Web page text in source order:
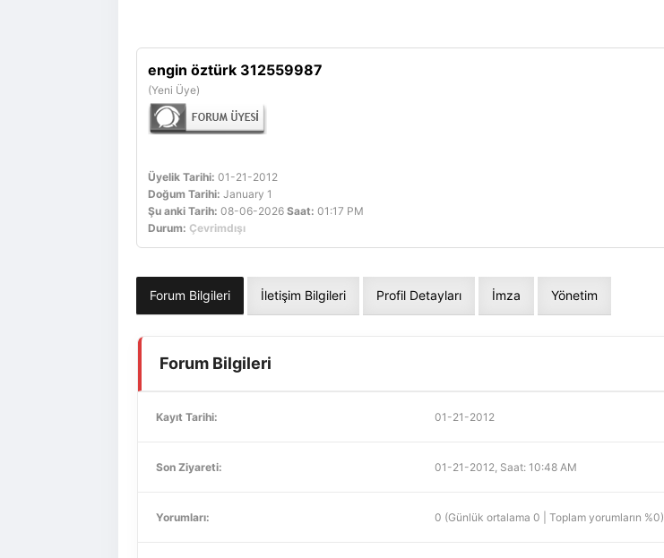
engin öztürk 312559987
(Yeni Üye)
Üyelik Tarihi: 01-21-2012
Doğum Tarihi: January 1
Şu anki Tarih: 08-06-2026 Saat: 01:17 PM
Durum: Çevrimdışı
Forum Bilgileri İletişim Bilgileri Profil Detayları İmza Yönetim
Forum Bilgileri
Kayıt Tarihi: 01-21-2012
Son Ziyareti: 01-21-2012, Saat: 10:48 AM
Yorumları: 0 (Günlük ortalama 0 | Toplam yorumların %0)